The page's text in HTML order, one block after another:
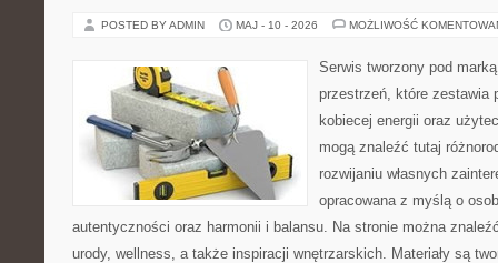
POSTED BY ADMIN MAJ - 10 - 2026 MOŻLIWOŚĆ
Serwis tworzony pod
przestrzeń, które zestawia
kobiecej energii oraz
mogą znaleźć tutaj
rozwijaniu własnych
opracowana z myślą o
autentyczności oraz harmonii i balansu. Na stronie można
urody, wellness, a także inspiracji wnętrzarskich. Materiały są